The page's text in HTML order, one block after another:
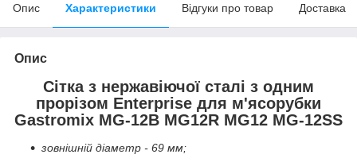
Опис Характеристики Відгуки про товар Доставка
Опис
Сітка з нержавіючої сталі з одним
прорізом Enterprise для м'ясорубки
Gastromix MG-12B MG12R MG12 MG-12SS
зовнішній діаметр - 69 мм;